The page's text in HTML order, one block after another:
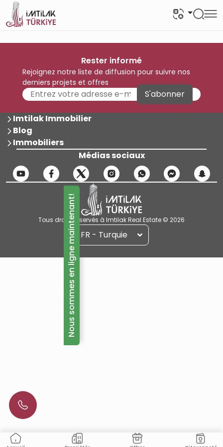
Rester informé
Rejoignez notre liste de diffusion pour suivre nos
derniers projets et offres
S'abonner
Imtilak Immobilier
Blog
Immobiliers
Médias sociaux
Tous droits réservés à Imtilak Real Estate © 2026
FR - Turquie
Nous sommes en ligne maintenant!